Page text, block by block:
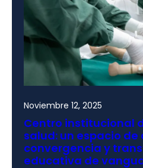
Noviembre 12, 2025
Centro institucional
salud: un espacio de
convergencia y
educativa de